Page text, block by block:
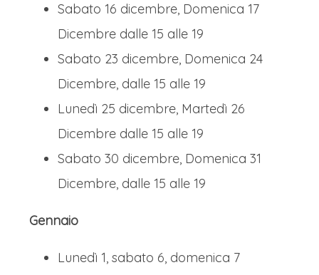
Sabato 16 dicembre, Domenica 17
Dicembre dalle 15 alle 19
Sabato 23 dicembre, Domenica 24
Dicembre, dalle 15 alle 19
Lunedì 25 dicembre, Martedì 26
Dicembre dalle 15 alle 19
Sabato 30 dicembre, Domenica 31
Dicembre, dalle 15 alle 19
Gennaio
Lunedì 1, sabato 6, domenica 7